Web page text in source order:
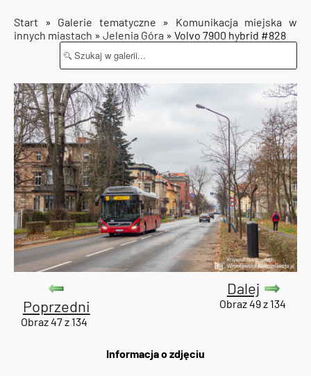
Start » Galerie tematyczne » Komunikacja miejska w
innych miastach » Jelenia Góra » Volvo 7900 hybrid #828
Poprzedni
Obraz 47 z 134
Dalej
Obraz 49 z 134
Informacja o zdjęciu